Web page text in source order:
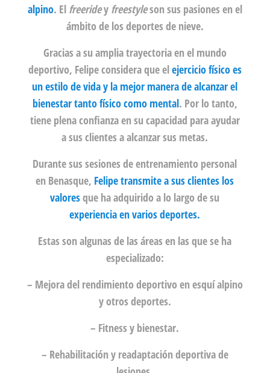
alpino. El freeridey freestyleson sus pasiones en el
ámbito de los deportes de nieve.
Gracias a su amplia trayectoria en el mundo
deportivo, Felipe considera que elejercicio físico es
un estilo de vida y la mejor manera de alcanzar el
bienestar tanto físico como mental. Por lo tanto,
tiene plena confianza en su capacidad para ayudar
a sus clientes a alcanzar sus metas.
Durante sus sesiones de entrenamiento personal
en Benasque, Felipe transmite a sus clientes los
valoresque ha adquirido a lo largo de su
experiencia en varios deportes.
Estas son algunas de las áreas en las que se ha
especializado:
– Mejora del rendimiento deportivo en esquí alpino
y otros deportes.
– Fitness y bienestar.
– Rehabilitación y readaptación deportiva de